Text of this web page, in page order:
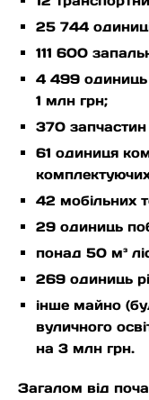
25 744
111 600
4 499 одиниць
1 млн грн;
370 запчастин
61 одиниця
42 мобільних
29 одиниць
понад 50 м³
269 одиниць
інше майно
вуличного
на 3 млн грн.
Загалом від